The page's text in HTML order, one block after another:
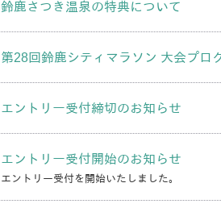
鈴鹿さつき温泉の特典について
第28回鈴鹿シティマラソン 大会プロ
エントリー受付締切のお知らせ
エントリー受付開始のお知らせ
エントリー受付を開始いたしました。